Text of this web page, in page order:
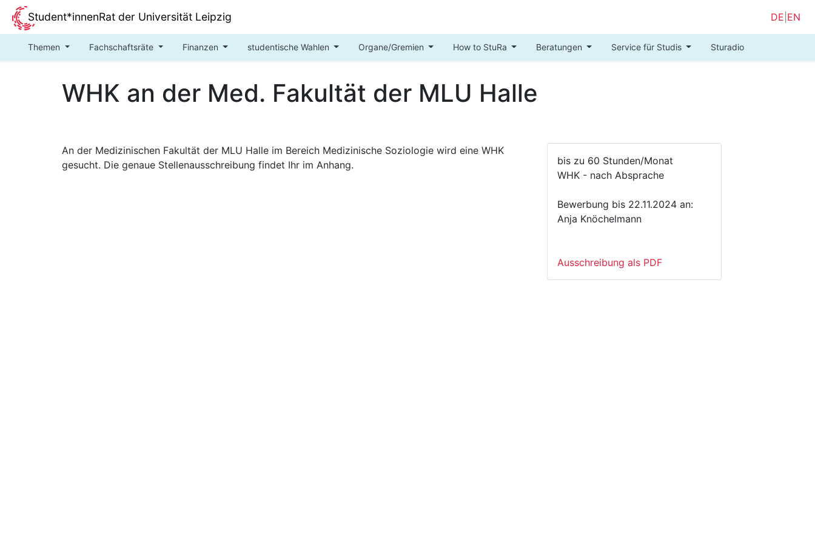
Student*innenRat der Universität Leipzig DE EN
Themen Fachschaftsräte Finanzen studentische Wahlen Organe/Gremien How to StuRa Beratungen Service für Studis Sturadio
WHK an der Med. Fakultät der MLU Halle
An der Medizinischen Fakultät der MLU Halle im Bereich Medizinische Soziologie wird eine WHK
gesucht. Die genaue Stellenausschreibung findet Ihr im Anhang.
bis zu 60 Stunden/Monat
WHK - nach Absprache
Bewerbung bis 22.11.2024 an:
Anja Knöchelmann
Ausschreibung als PDF